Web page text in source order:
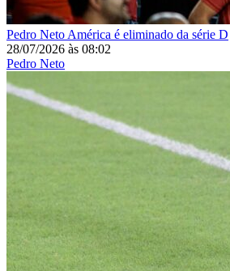
Pedro Neto América é eliminado da série D
28/07/2026 às 08:02
Pedro Neto